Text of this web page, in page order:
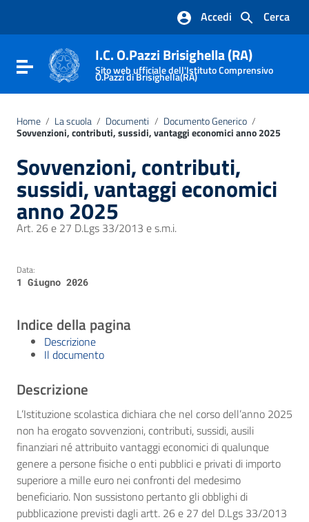
Vai al footer
Cerca
Accedi
Attiva / disattiva la navigazione
I.C. O.Pazzi Brisighella (RA)
Sito web ufficiale dell'Istituto Comprensivo
O.Pazzi di Brisighella(RA)
Home / La scuola / Documenti / Documento Generico /
Sovvenzioni, contributi, sussidi, vantaggi economici anno 2025
Sovvenzioni, contributi,
sussidi, vantaggi economici
anno 2025
Art. 26 e 27 D.Lgs 33/2013 e s.m.i.
Data:
1 Giugno 2026
Indice della pagina
Descrizione
Il documento
Descrizione
L’Istituzione scolastica dichiara che nel corso dell’anno 2025
non ha erogato sovvenzioni, contributi, sussidi, ausili
finanziari né attribuito vantaggi economici di qualunque
genere a persone fisiche o enti pubblici e privati di importo
superiore a mille euro nei confronti del medesimo
beneficiario. Non sussistono pertanto gli obblighi di
pubblicazione previsti dagli artt. 26 e 27 del D.Lgs 33/2013